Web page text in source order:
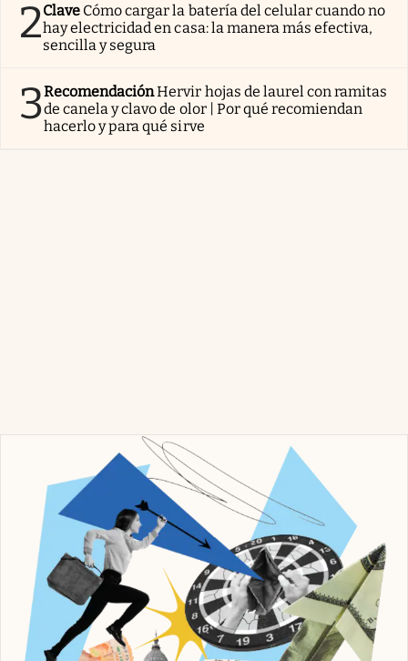
2Clave Cómo cargar la batería del celular cuando no
hay electricidad en casa: la manera más efectiva,
sencilla y segura
3RecomendaciónHervir hojas de laurel con ramitas
de canela y clavo de olor | Por qué recomiendan
hacerlo y para qué sirve